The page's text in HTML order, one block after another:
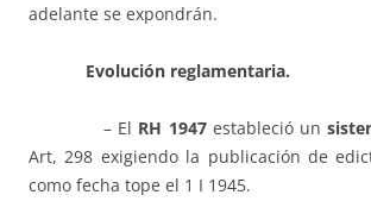
adelante se expondrán.
Evolución reglamentaria.
– El RH 1947estableció un
Art, 298 exigiendo la publicación de
como fecha tope el 1 I 1945.